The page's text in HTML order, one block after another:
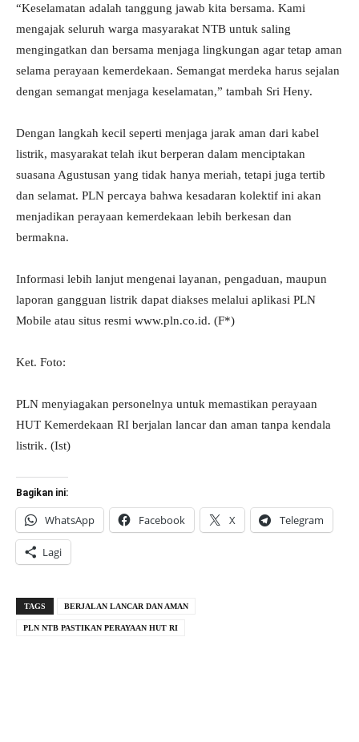
“Keselamatan adalah tanggung jawab kita bersama. Kami
mengajak seluruh warga masyarakat NTB untuk saling
mengingatkan dan bersama menjaga lingkungan agar tetap aman
selama perayaan kemerdekaan. Semangat merdeka harus sejalan
dengan semangat menjaga keselamatan,” tambah Sri Heny.
Dengan langkah kecil seperti menjaga jarak aman dari kabel
listrik, masyarakat telah ikut berperan dalam menciptakan
suasana Agustusan yang tidak hanya meriah, tetapi juga tertib
dan selamat. PLN percaya bahwa kesadaran kolektif ini akan
menjadikan perayaan kemerdekaan lebih berkesan dan
bermakna.
Informasi lebih lanjut mengenai layanan, pengaduan, maupun
laporan gangguan listrik dapat diakses melalui aplikasi PLN
Mobile atau situs resmi www.pln.co.id. (F*)
Ket. Foto:
PLN menyiagakan personelnya untuk memastikan perayaan
HUT Kemerdekaan RI berjalan lancar dan aman tanpa kendala
listrik. (Ist)
Bagikan ini:
WhatsApp Facebook X Telegram
Lagi
TAGS BERJALAN LANCAR DAN AMAN
PLN NTB PASTIKAN PERAYAAN HUT RI